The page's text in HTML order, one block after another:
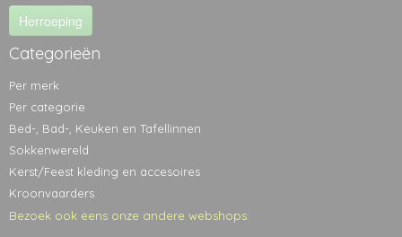
Herroeping
Categorieën
Per merk
Per categorie
Bed-, Bad-, Keuken en Tafellinnen
Sokkenwereld
Kerst/Feest kleding en accesoires
Kroonvaarders
Bezoek ook eens onze andere webshops: